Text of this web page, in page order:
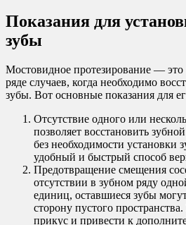
Показания для
зубы
Мостовидное протезирование —
ряде случаев, когда необходимо
зубы. Вот основные показания для
Отсутствие одного или
позволяет восстановить
без необходимости установки
удобный и быстрый способ
Предотвращение смещения
отсутствии в зубном ряду
единиц, оставшиеся зубы
сторону пустого
прикус и привести к